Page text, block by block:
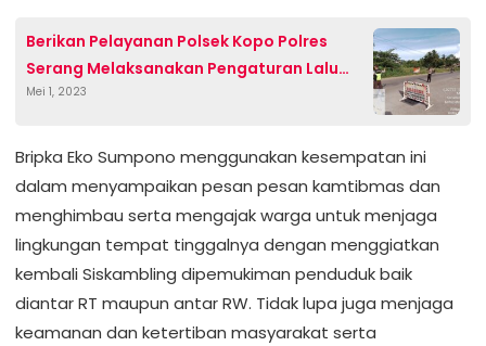
Berikan Pelayanan Polsek Kopo Polres
Serang Melaksanakan Pengaturan Lalu
Lintas Antisipasi Lakalantas
Mei 1, 2023
Bripka Eko Sumpono menggunakan kesempatan ini
dalam menyampaikan pesan pesan kamtibmas dan
menghimbau serta mengajak warga untuk menjaga
lingkungan tempat tinggalnya dengan menggiatkan
kembali Siskambling dipemukiman penduduk baik
diantar RT maupun antar RW. Tidak lupa juga menjaga
keamanan dan ketertiban masyarakat serta